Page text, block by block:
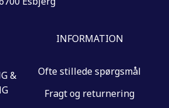
&
INFORMATION
Ofte stillede spørgsmål
Fragt og returnering